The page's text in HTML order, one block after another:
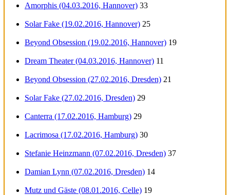
Amorphis (04.03.2016, Hannover) 33
Solar Fake (19.02.2016, Hannover) 25
Beyond Obsession (19.02.2016, Hannover) 19
Dream Theater (04.03.2016, Hannover) 11
Beyond Obsession (27.02.2016, Dresden) 21
Solar Fake (27.02.2016, Dresden) 29
Canterra (17.02.2016, Hamburg) 29
Lacrimosa (17.02.2016, Hamburg) 30
Stefanie Heinzmann (07.02.2016, Dresden) 37
Damian Lynn (07.02.2016, Dresden) 14
Mutz und Gäste (08.01.2016, Celle) 19